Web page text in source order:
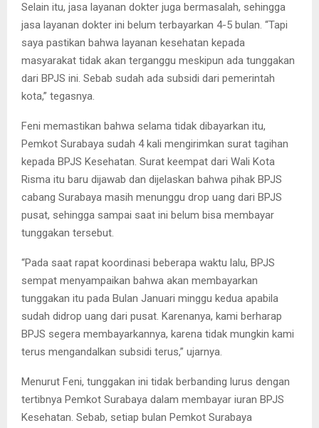
Selain itu, jasa layanan dokter juga bermasalah, sehingga
jasa layanan dokter ini belum terbayarkan 4-5 bulan. “Tapi
saya pastikan bahwa layanan kesehatan kepada
masyarakat tidak akan terganggu meskipun ada tunggakan
dari BPJS ini. Sebab sudah ada subsidi dari pemerintah
kota,” tegasnya.
Feni memastikan bahwa selama tidak dibayarkan itu,
Pemkot Surabaya sudah 4 kali mengirimkan surat tagihan
kepada BPJS Kesehatan. Surat keempat dari Wali Kota
Risma itu baru dijawab dan dijelaskan bahwa pihak BPJS
cabang Surabaya masih menunggu drop uang dari BPJS
pusat, sehingga sampai saat ini belum bisa membayar
tunggakan tersebut.
“Pada saat rapat koordinasi beberapa waktu lalu, BPJS
sempat menyampaikan bahwa akan membayarkan
tunggakan itu pada Bulan Januari minggu kedua apabila
sudah didrop uang dari pusat. Karenanya, kami berharap
BPJS segera membayarkannya, karena tidak mungkin kami
terus mengandalkan subsidi terus,” ujarnya.
Menurut Feni, tunggakan ini tidak berbanding lurus dengan
tertibnya Pemkot Surabaya dalam membayar iuran BPJS
Kesehatan. Sebab, setiap bulan Pemkot Surabaya